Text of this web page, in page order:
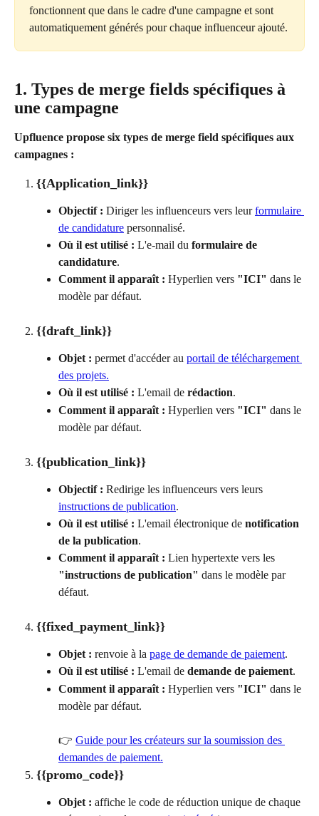
fonctionnent que dans le cadre d'une campagne et sont
automatiquement générés pour chaque influenceur ajouté.
1. Types de merge fields spécifiques à
une campagne
Upfluence propose six types de merge field spécifiques aux
campagnes :
{{Application_link}}
Objectif : Diriger les influenceurs vers leur formulaire
de candidature personnalisé.
Où il est utilisé : L'e-mail du formulaire de
candidature.
Comment il apparaît : Hyperlien vers "ICI" dans le
modèle par défaut.
{{draft_link}}
Objet : permet d'accéder au portail de téléchargement
des projets.
Où il est utilisé : L'email de rédaction.
Comment il apparaît : Hyperlien vers "ICI" dans le
modèle par défaut.
{{publication_link}}
Objectif : Redirige les influenceurs vers leurs
instructions de publication.
Où il est utilisé : L'email électronique de notification
de la publication.
Comment il apparaît : Lien hypertexte vers les
"instructions de publication" dans le modèle par
défaut.
{{fixed_payment_link}}
Objet : renvoie à la page de demande de paiement.
Où il est utilisé : L'email de demande de paiement.
Comment il apparaît : Hyperlien vers "ICI" dans le
modèle par défaut.
👉 Guide pour les créateurs sur la soumission des
demandes de paiement.
{{promo_code}}
Objet : affiche le code de réduction unique de chaque